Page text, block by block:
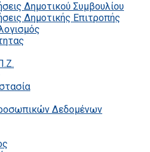
Δημοτικού Συμβουλίου
Δημοτικής Επιτροπής
Δεδομένων